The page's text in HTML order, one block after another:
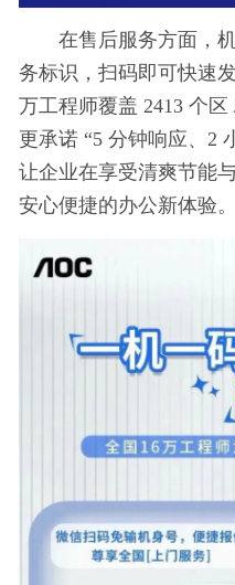
在售后服务方面，
务标识，扫码即可快速
万工程师覆盖 2413 个
更承诺 “5 分钟响应、2
让企业在享受清爽节能
安心便捷的办公新体验。